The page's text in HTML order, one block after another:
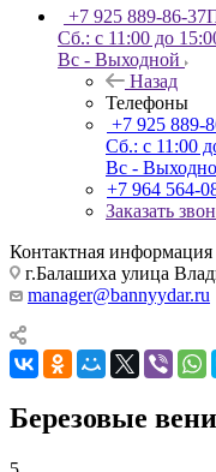
+7 925 889-86-37
Сб.: с 11:00 до
Вс - Выходной
Назад
Телефоны
+7 925 889-
Сб.: с 11:00
Вс -
+7 964 564-
Заказать
Контактная информация
г.Балашиха улица
manager@bannyydar.ru
Березовые